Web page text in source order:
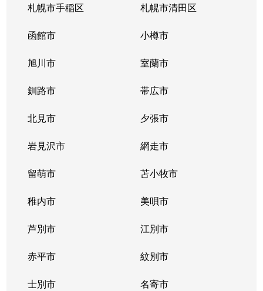
札幌市手稲区 札幌市清田区
函館市 小樽市
旭川市 室蘭市
釧路市 帯広市
北見市 夕張市
岩見沢市 網走市
留萌市 苫小牧市
稚内市 美唄市
芦別市 江別市
赤平市 紋別市
士別市 名寄市